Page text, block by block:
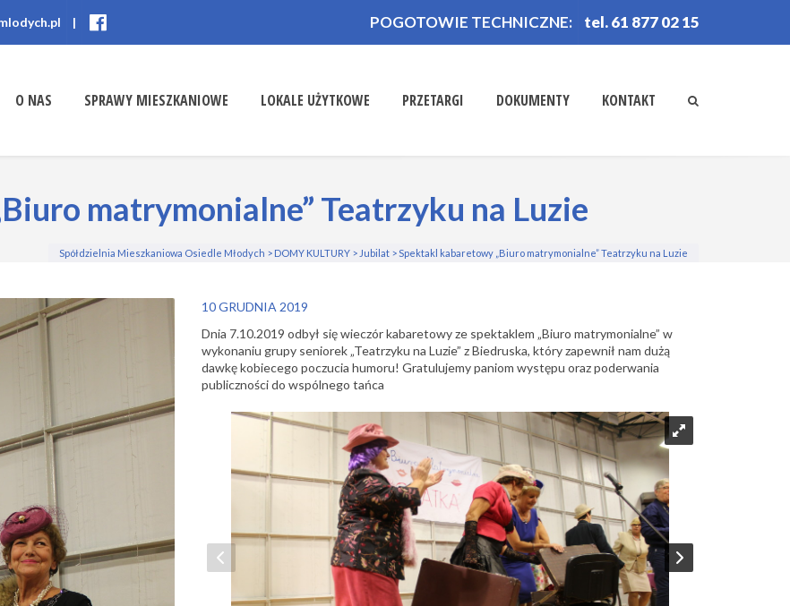
| POGOTOWIE TECHNICZNE: tel. 61 877 02 15
O NAS SPRAWY MIESZKANIOWE LOKALE UŻYTKOWE PRZETARGI DOKUMENTY KONTAKT
matrymonialne” Teatrzyku na Luzie
Spółdzielnia Mieszkaniowa Osiedle Młodych > DOMY KULTURY > Jubilat > Spektakl kabaretowy „Biuro matrymonialne” Teatrzyku na Luzie
10 GRUDNIA 2019
Dnia 7.10.2019 odbył się wieczór kabaretowy ze spektaklem „Biuro matrymonialne” w
wykonaniu grupy seniorek „Teatrzyku na Luzie” z Biedruska, który zapewnił nam dużą
dawkę kobiecego poczucia humoru! Gratulujemy paniom występu oraz poderwania
publiczności do wspólnego tańca